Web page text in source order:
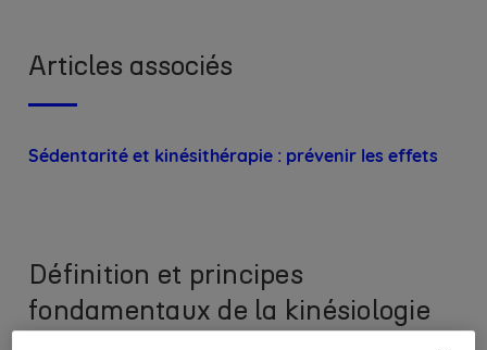
Articles associés
Sédentarité et kinésithérapie : prévenir les effets
Définition et principes
fondamentaux de la kinésiologie